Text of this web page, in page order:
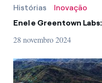
Histórias
Inovação
Enel e Greentown
28 novembro 2024